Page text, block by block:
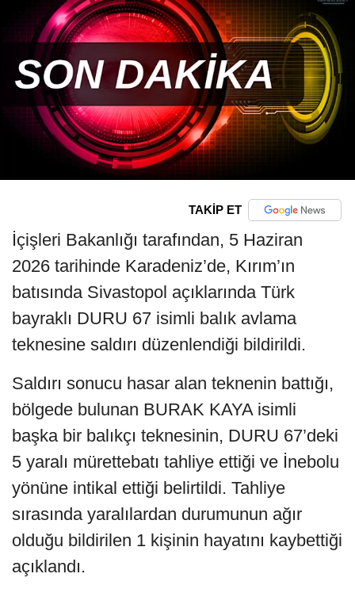
TAKİP ET
İçişleri Bakanlığı tarafından, 5 Haziran
2026 tarihinde Karadeniz’de, Kırım’ın
batısında Sivastopol açıklarında Türk
bayraklı DURU 67 isimli balık avlama
teknesine saldırı düzenlendiği bildirildi.
Saldırı sonucu hasar alan teknenin battığı,
bölgede bulunan BURAK KAYA isimli
başka bir balıkçı teknesinin, DURU 67’deki
5 yaralı mürettebatı tahliye ettiği ve İnebolu
yönüne intikal ettiği belirtildi. Tahliye
sırasında yaralılardan durumunun ağır
olduğu bildirilen 1 kişinin hayatını kaybettiği
açıklandı.